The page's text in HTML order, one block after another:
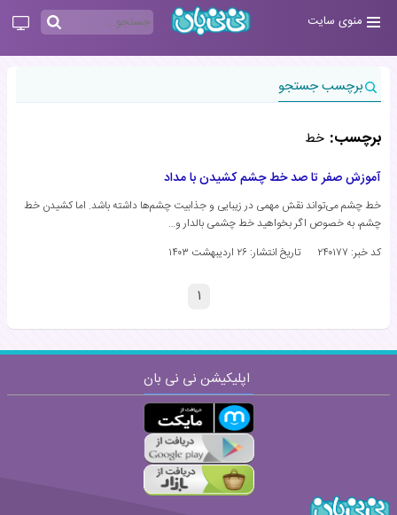
منوی سایت
برچسب جستجو
برچسب: خط
آموزش صفر تا صد خط چشم کشیدن با مداد
خط چشم می‌تواند نقش مهمی در زیبایی و جذابیت چشم‌ها داشته باشد. اما کشیدن خط
چشم، به خصوص اگر بخواهید خط چشمی بالدار و…
کد خبر: ۲۴۰۱۷۷
تاریخ انتشار: ۲۶ اردیبهشت ۱۴۰۳
۱
اپلیکیشن نی نی بان